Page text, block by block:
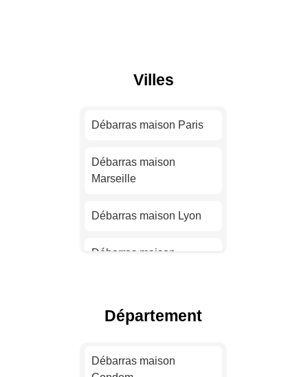
Villes
Débarras maison Paris
Débarras maison
Marseille
Débarras maison Lyon
Débarras maison
Débarras maison Nice
Département
Débarras maison